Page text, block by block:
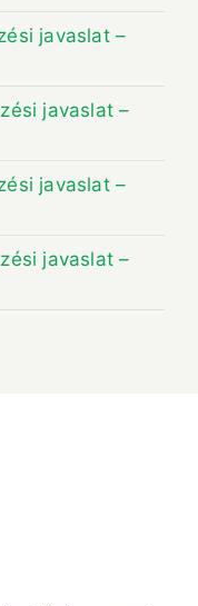
javaslat –
javaslat –
javaslat –
javaslat –